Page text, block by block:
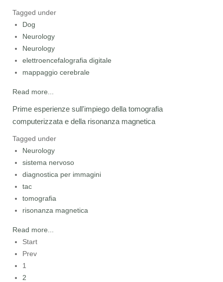
Tagged under
Dog
Neurology
Neurology
elettroencefalografia digitale
mappaggio cerebrale
Read more...
Prime esperienze sull'impiego della tomografia
computerizzata e della risonanza magnetica
Tagged under
Neurology
sistema nervoso
diagnostica per immagini
tac
tomografia
risonanza magnetica
Read more...
Start
Prev
1
2